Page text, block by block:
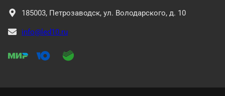
185003, Петрозаводск, ул. Володарского, д. 10
info@led10.ru